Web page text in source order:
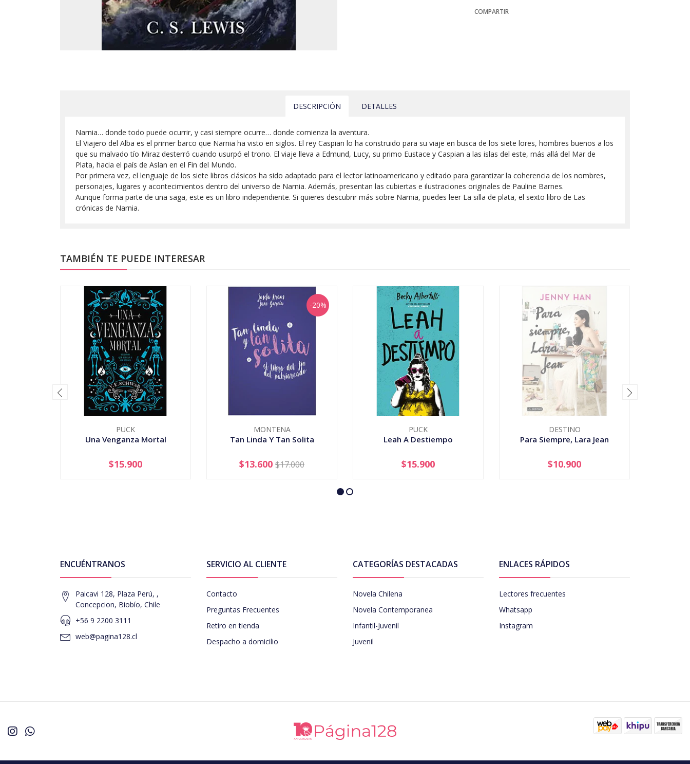
COMPARTIR
DESCRIPCIÓN DETALLES
Narnia… donde todo puede ocurrir, y casi siempre ocurre… donde comienza la aventura.
El Viajero del Alba es el primer barco que Narnia ha visto en siglos. El rey Caspian lo ha construido para su viaje en busca de los siete lores, hombres buenos a los
que su malvado tío Miraz desterró cuando usurpó el trono. El viaje lleva a Edmund, Lucy, su primo Eustace y Caspian a las islas del este, más allá del Mar de
Plata, hacia el país de Aslan en el Fin del Mundo.
Por primera vez, el lenguaje de los siete libros clásicos ha sido adaptado para el lector latinoamericano y editado para garantizar la coherencia de los nombres,
personajes, lugares y acontecimientos dentro del universo de Narnia. Además, presentan las cubiertas e ilustraciones originales de Pauline Barnes.
Aunque forma parte de una saga, este es un libro independiente. Si quieres descubrir más sobre Narnia, puedes leer La silla de plata, el sexto libro de Las
crónicas de Narnia.
TAMBIÉN TE PUEDE INTERESAR
PUCK
Una Venganza Mortal
+
$15.900
-20%
MONTENA
Tan Linda Y Tan Solita
+
$13.600 $17.000
PUCK
Leah A Destiempo
+
$15.900
DESTINO
Para Siempre, Lara Jean
AGOTADO
$10.900
ENCUÉNTRANOS
Paicavi 128, Plaza Perú, ,
Concepcion, Biobío, Chile
+56 9 2200 3111
web@pagina128.cl
SERVICIO AL CLIENTE
Contacto
Preguntas Frecuentes
Retiro en tienda
Despacho a domicilio
CATEGORÍAS DESTACADAS
Novela Chilena
Novela Contemporanea
Infantil-Juvenil
Juvenil
ENLACES RÁPIDOS
Lectores frecuentes
Whatsapp
Instagram